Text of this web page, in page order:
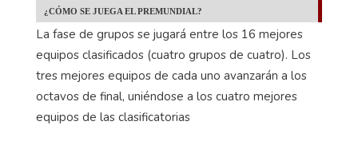
¿CÓMO SE JUEGA EL PREMUNDIAL?
La fase de grupos se jugará entre los 16 mejores
equipos clasificados (cuatro grupos de cuatro). Los
tres mejores equipos de cada uno avanzarán a los
octavos de final, uniéndose a los cuatro mejores
equipos de las clasificatorias